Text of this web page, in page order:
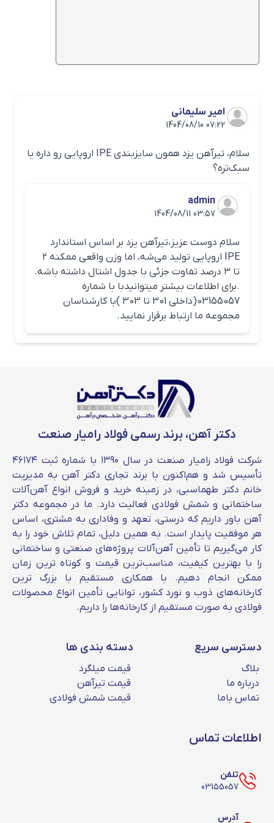
تیرآهن” به راحتی و به صورت آنلاین وزن تیرآهن
انواع سایز های تیرآهن یزد
شرکت از سایز 14 تا 24 به فروش می‌رسد که
تمامی این محصولات مطابق با استانداردهای
داخلی را تامین می‌کنند. در بین محصولات کارخانه
فروش بیشتری دارد.
قیمت تیرآهن 16 یزد
همانطور که گفتیم تیرآهن 16 یزد جزو پرفروش
ترین سایز های تیرآهن این کارخانه می‌باشد. اما
قیمت تیرآهن 16 یزد تحت تاثیر عوامل مختلفی از
کمترین قیمت تیرآهن 16 را از ما بخواهید.
قیمت تیرآهن ۱۸ یزد
قیمت تیرآهن ۱۸ یزد به صورت روزانه از طریق
کارشناسان فروش ما، وب سایت دکتر آهن و کانال
روبیکا قابل استعلام می‌باشد. شما می‌توانید هر
مقدار از این تیرآهن را به کمک مجموعه ما تهیه
کنید.
قیمت تیرآهن 14 یزد امروز
تیرآهن 14 یزد به دلیل وزن سبکی که دارد، مورد
اطلاع از قیمت تیرآهن 14 امروز و خرید مستقیم از
کارخانه با شماره ما تماس بگیرید.
بررسی نمودار نوسان قیمت تیرآهن یزد
در بازه ماهانه و سالانه به شما کمک می‌کند تا
انتخاب کنید. به دلیل عوامل متعددی مثل میزان
عرضه و تقاضا، هزینه های تولید و مواد اولیه و
امیر سلیمانی
1404/08/10 07:22
سلام، تیرآهن یزد همون سایزبندی IPE اروپایی رو داره یا
سبک‌تره؟
admin
1404/08/11 03:57
سلام دوست عزیز،تیرآهن یزد بر اساس استاندارد
IPE اروپایی تولید می‌شه، اما وزن واقعی ممکنه ۲
تا ۳ درصد تفاوت جزئی با جدول اشتال داشته باشه.
.برای اطلاعات بیشتر میتوانیدبا با شماره
03155057(داخلی 301 تا 303 )با کارشناسان
مجموعه ما ارتباط برقرار نمایید.
دکتر آهن، برند رسمی فولاد رامیار صنعت
شرکت فولاد رامیار صنعت در سال ۱۳۹۰ با شماره ثبت ۴۶۱۷۴
تأسیس شد و هم‌اکنون با برند تجاری دکتر آهن به مدیریت
خانم دکتر طهماسبی، در زمینه خرید و فروش انواع آهن‌آلات
ساختمانی و شمش فولادی فعالیت دارد. ما در مجموعه دکتر
آهن باور داریم که درستی، تعهد و وفاداری به مشتری، اساس
هر موفقیت پایدار است. به همین دلیل، تمام تلاش خود را به
کار می‌گیریم تا تأمین آهن‌آلات پروژه‌های صنعتی و ساختمانی
را با بهترین کیفیت، مناسب‌ترین قیمت و کوتاه‌ ترین زمان
ممکن انجام دهیم. با همکاری مستقیم با بزرگ‌ ترین
کارخانه‌های ذوب و نورد کشور، توانایی تأمین انواع محصولات
فولادی به‌ صورت مستقیم از کارخانه‌ها را داریم.
دسترسی سریع
بلاگ
درباره ما
تماس باما
دسته بندی ها
قیمت میلگرد
قیمت تیرآهن
قیمت شمش فولادی
اطلاعات تماس
تلفن
03155057
آدرس